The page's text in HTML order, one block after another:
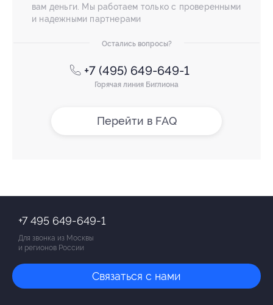
вам деньги. Мы работаем только с проверенными
и надежными партнерами
Остались вопросы?
+7 (495) 649-649-1
Горячая линия Биглиона
Перейти в FAQ
+7 495 649-649-1
Для звонка из Москвы
и регионов России
Связаться с нами